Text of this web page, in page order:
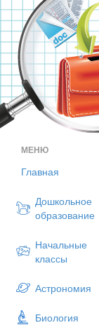
МЕНЮ
Главная
Дошкольное
образование
Начальные
классы
Астрономия
Биология